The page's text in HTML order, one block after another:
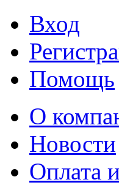
Вход
Помощь
О
Новости
Оплата